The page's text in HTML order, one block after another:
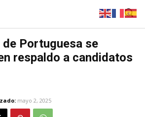
de Portuguesa se
respaldo a candidatos
mayo 2, 2025